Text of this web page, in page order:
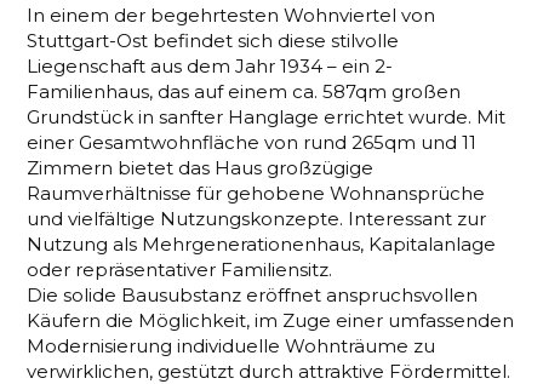
In einem der begehrtesten Wohnviertel von
Stuttgart-Ost befindet sich diese stilvolle
Liegenschaft aus dem Jahr 1934 – ein 2-
Familienhaus, das auf einem ca. 587qm großen
Grundstück in sanfter Hanglage errichtet wurde. Mit
einer Gesamtwohnfläche von rund 265qm und 11
Zimmern bietet das Haus großzügige
Raumverhältnisse für gehobene Wohnansprüche
und vielfältige Nutzungskonzepte. Interessant zur
Nutzung als Mehrgenerationenhaus, Kapitalanlage
oder repräsentativer Familiensitz.
Die solide Bausubstanz eröffnet anspruchsvollen
Käufern die Möglichkeit, im Zuge einer umfassenden
Modernisierung individuelle Wohnträume zu
verwirklichen, gestützt durch attraktive Fördermittel.